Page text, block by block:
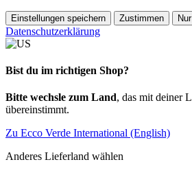
Einstellungen speichern Zustimmen
Datenschutzerklärung
Bist du im richtigen Shop?
Bitte wechsle zum Land, das mit deiner
übereinstimmt.
Zu Ecco Verde International (English)
Anderes Lieferland wählen